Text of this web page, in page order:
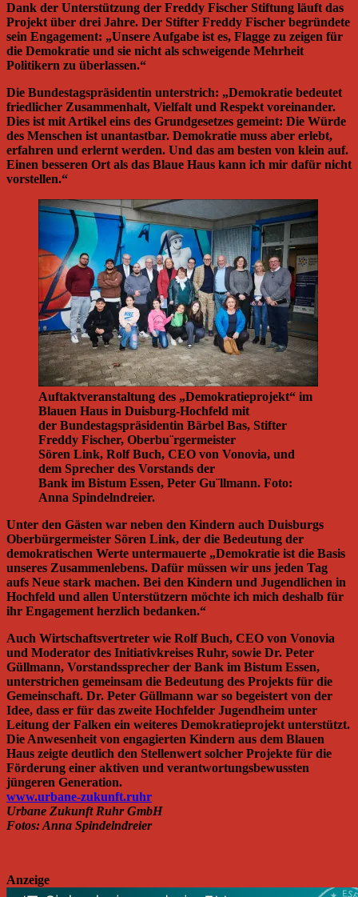
Dank der Unterstützung der Freddy Fischer Stiftung läuft das
Projekt über drei Jahre. Der Stifter Freddy Fischer begründete
sein Engagement: „Unsere Aufgabe ist es, Flagge zu zeigen für
die Demokratie und sie nicht als schweigende Mehrheit
Politikern zu überlassen.“
Die Bundestagspräsidentin unterstrich: „Demokratie bedeutet
friedlicher Zusammenhalt, Vielfalt und Respekt voreinander.
Dies ist mit Artikel eins des Grundgesetzes gemeint: Die Würde
des Menschen ist unantastbar. Demokratie muss aber erlebt,
erfahren und erlernt werden. Und das am besten von klein auf.
Einen besseren Ort als das Blaue Haus kann ich mir dafür nicht
vorstellen.“
Auftaktveranstaltung des „Demokratieprojekt“ im
Blauen Haus in Duisburg-Hochfeld mit
der Bundestagspräsidentin Bärbel Bas, Stifter
Freddy Fischer, Oberbu¨rgermeister
Sören Link, Rolf Buch, CEO von Vonovia, und
dem Sprecher des Vorstands der
Bank im Bistum Essen, Peter Gu¨llmann. Foto:
Anna Spindelndreier.
Unter den Gästen war neben den Kindern auch Duisburgs
Oberbürgermeister Sören Link, der die Bedeutung der
demokratischen Werte untermauerte „Demokratie ist die Basis
unseres Zusammenlebens. Dafür müssen wir uns jeden Tag
aufs Neue stark machen. Bei den Kindern und Jugendlichen in
Hochfeld und allen Unterstützern möchte ich mich deshalb für
ihr Engagement herzlich bedanken.“
Auch Wirtschaftsvertreter wie Rolf Buch, CEO von Vonovia
und Moderator des Initiativkreises Ruhr, sowie Dr. Peter
Güllmann, Vorstandssprecher der Bank im Bistum Essen,
unterstrichen gemeinsam die Bedeutung des Projekts für die
Gemeinschaft. Dr. Peter Güllmann war so begeistert von der
Idee, dass er für das zweite Hochfelder Jugendheim unter
Leitung der Falken ein weiteres Demokratieprojekt unterstützt.
Die Anwesenheit von engagierten Kindern aus dem Blauen
Haus zeigte deutlich den Stellenwert solcher Projekte für die
Förderung einer aktiven und verantwortungsbewussten
jüngeren Generation.
www.urbane-zukunft.ruhr
Urbane Zukunft Ruhr GmbH
Fotos: Anna Spindelndreier
Anzeige